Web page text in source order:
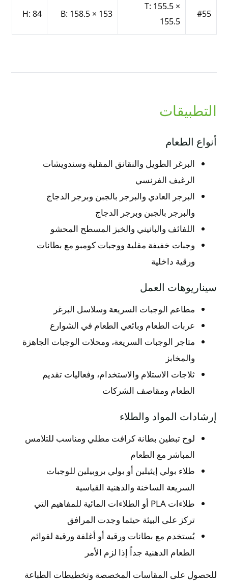
#55
T: 155.5 ×
155.5
B: 158.5 × 153
H: 84
التطبيقات
أنواع الطعام
البرغر الطويل والنقانق المقلية وسندويشات
الرغيف الفرنسي
البرجر العادي والبرجر بالجبن وبرجر الدجاج
والبرجر بالجبن وبرجر الدجاج
اللفائف والبانيني والخبز المسطح المحشو
وجبات خفيفة مقلية ووجبات كومبو مع بطانات
ورقية داخلية
سيناريوهات العمل
مطاعم الوجبات السريعة وسلاسل البرغر
عربات الطعام وبائعي الطعام في الشوارع
متاجر الوجبات السريعة، ومحلات الوجبات الجاهزة
والمخابز
ثلاجات الاستلام والاستخدام، وفعاليات تقديم
الطعام ومقاصف الشركات
إرشادات المواد والطلاء
لوح تبطين بطانة كرافت مطلي ومناسب للتلامس
المباشر مع الطعام
طلاء بولي إيثيلين أو بولي بروبيلين للوجبات
السريعة الساخنة والدهنية القياسية
طلاءات PLA أو الطلاءات المائية للمفاهيم التي
تركز على البيئة حيثما وجدت المرافق
يُستخدم مع بطانات ورقية أو أغلفة ورقية لقوائم
الطعام الدهنية جداً إذا لزم الأمر
للحصول على المقاسات المخصصة وتخطيطات الطباعة